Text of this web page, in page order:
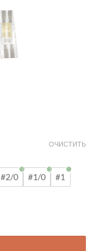
#2/0 #1/0
#1
ОЧИСТИТЬ